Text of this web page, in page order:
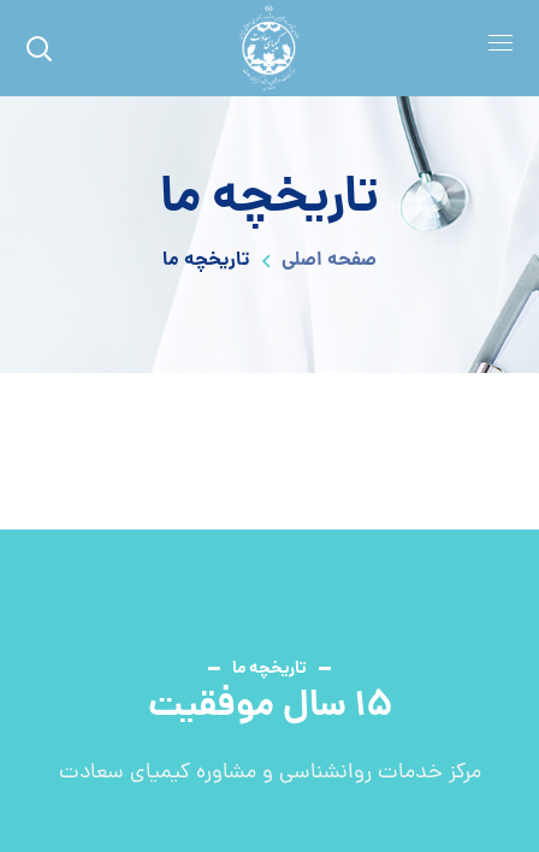
تاریخچه ما
صفحه اصلی تاریخچه ما
تاریخچه ما
15 سال موفقیت
مرکز خدمات روانشناسی و مشاوره کیمیای سعادت